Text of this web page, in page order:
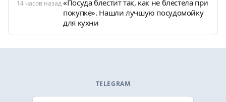
14 часов назад«Посуда блестит так, как не блестела при
покупке». Нашли лучшую посудомойку
для кухни
TELEGRAM